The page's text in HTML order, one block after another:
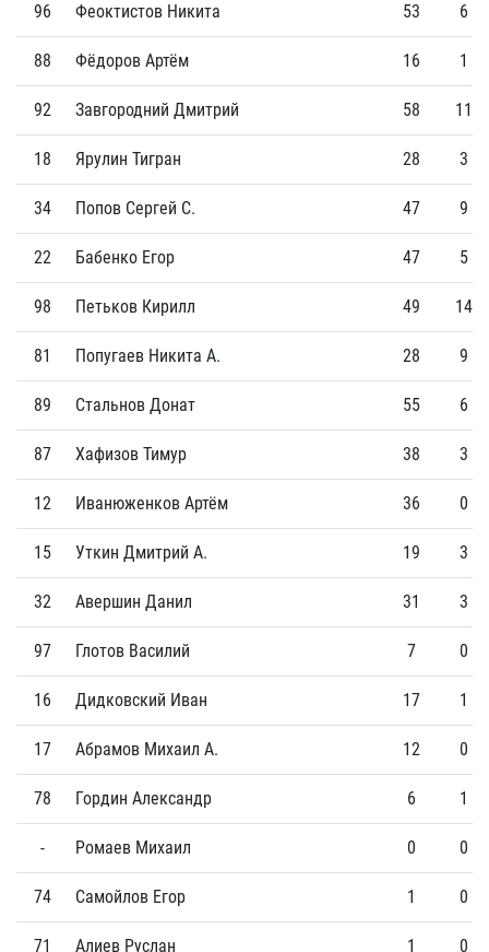
96 Феоктистов Никита 53 6
88 Фёдоров Артём 16 1
92 Завгородний Дмитрий 58 11
18 Ярулин Тигран 28 3
34 Попов Сергей С. 47 9
22 Бабенко Егор 47 5
98 Петьков Кирилл 49 14
81 Попугаев Никита А. 28 9
89 Стальнов Донат 55 6
87 Хафизов Тимур 38 3
12 Иванюженков Артём 36 0
15 Уткин Дмитрий А. 19 3
32 Авершин Данил 31 3
97 Глотов Василий 7 0
16 Дидковский Иван 17 1
17 Абрамов Михаил А. 12 0
78 Гордин Александр 6 1
- Ромаев Михаил 0 0
74 Самойлов Егор 1 0
71 Алиев Руслан 1 0